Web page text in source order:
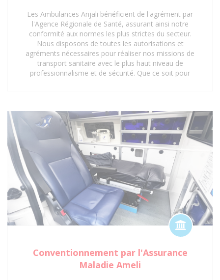
Les Ambulances Anjali bénéficient de l'agrément par
l'Agence Régionale de Santé, assurant ainsi notre
conformité aux normes les plus strictes du secteur.
Nous disposons de toutes les autorisations et
agréments nécessaires pour réaliser nos missions de
transport sanitaire avec le plus haut niveau de
professionnalisme et de sécurité. Que ce soit pour
en charge optimale et réglementaire. Faites
confiance à notre expertise et à nos agréments pour
un service de transport sanitaire fiable et sécurisé à
Saint-Denis 93 et ses environs.
Conventionnement par l'Assurance
Maladie Ameli